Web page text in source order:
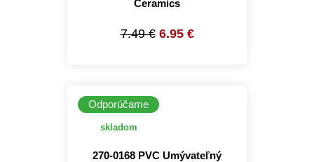
Ceramics
7.49 € 6.95 €
Odporúčame
skladom
270-0168 PVC Umývateľný